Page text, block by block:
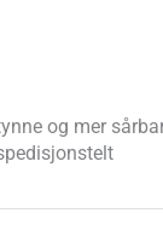
og mer